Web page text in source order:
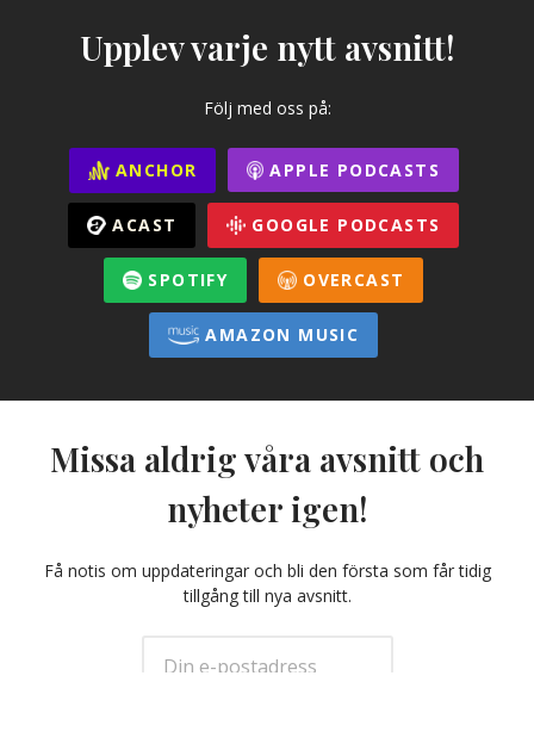
Upplev varje nytt avsnitt!
Följ med oss på:
ANCHOR APPLE PODCASTS
ACAST GOOGLE PODCASTS
SPOTIFY OVERCAST
AMAZON MUSIC
Missa aldrig våra avsnitt och
nyheter igen!
Få notis om uppdateringar och bli den första som får tidig
tillgång till nya avsnitt.